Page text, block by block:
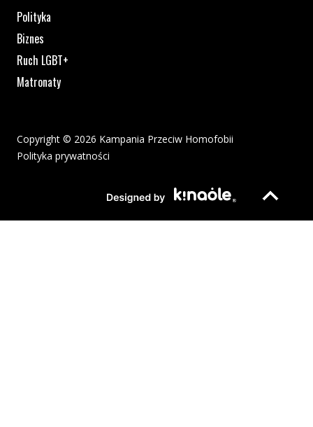
Polityka
Biznes
Ruch LGBT+
Matronaty
Copyright © 2026 Kampania Przeciw Homofobii
Polityka prywatności
Strona otwiera